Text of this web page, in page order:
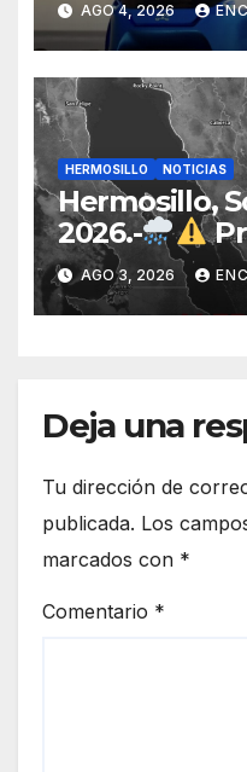
«Beyond»,
eléctrico
ITH
AGO 4, 2026
HERMOSILLO NOTICIAS
Hermosillo,
2026.-
para
norte de
mayor
AGO 3, 2026
Deja una
Tu dirección de
publicada. Los
marcados con *
Comentario *